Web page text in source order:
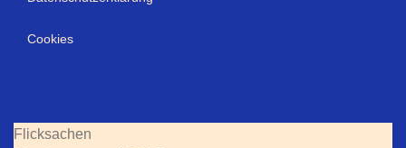
Cookies
Flicksachen